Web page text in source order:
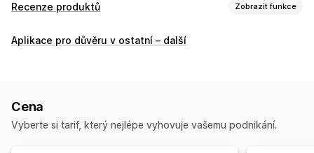
Recenze produktů Zobrazit funkce
Možnosti zobrazení
Způsoby shromažďování recenzí
Aplikace pro důvěru v ostatní – další
Cena
Vyberte si tarif, který nejlépe vyhovuje vašemu podnikání.